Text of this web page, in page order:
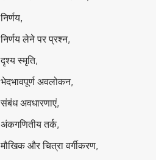
निर्णय,
निर्णय लेने पर प्रश्‍न,
दृश्य स्मृति,
भेदभावपूर्ण अवलोकन,
संबंध अवधारणाएं,
अंकगणितीय तर्क,
मौखिक और चित्रा वर्गीकरण,